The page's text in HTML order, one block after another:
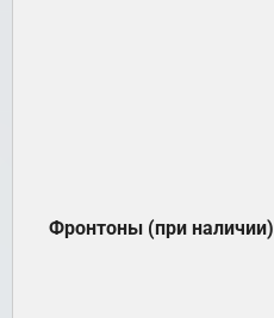
Фронтоны (при наличии)